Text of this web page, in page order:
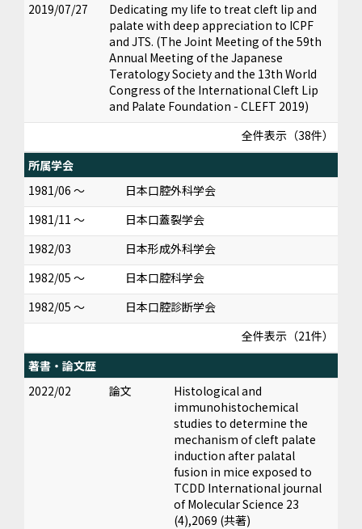
2019/07/27
Dedicating my life to treat cleft lip and
palate with deep appreciation to ICPF
and JTS. (The Joint Meeting of the 59th
Annual Meeting of the Japanese
Teratology Society and the 13th World
Congress of the International Cleft Lip
and Palate Foundation - CLEFT 2019)
全件表示（38件）
所属学会
1981/06 ～
日本口腔外科学会
1981/11 ～
日本口蓋裂学会
1982/03
日本形成外科学会
1982/05 ～
日本口腔科学会
1982/05 ～
日本口腔診断学会
全件表示（21件）
著書・論文歴
2022/02
論文
Histological and
immunohistochemical
studies to determine the
mechanism of cleft palate
induction after palatal
fusion in mice exposed to
TCDD International journal
of Molecular Science 23
(4),2069 (共著)